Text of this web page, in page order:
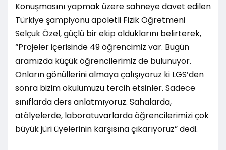
Konuşmasını yapmak üzere sahneye davet edilen
Türkiye şampiyonu apoletli Fizik Öğretmeni
Selçuk Özel, güçlü bir ekip olduklarını belirterek,
“Projeler içerisinde 49 öğrencimiz var. Bugün
aramızda küçük öğrencilerimiz de bulunuyor.
Onların gönüllerini almaya çalışıyoruz ki LGS’den
sonra bizim okulumuzu tercih etsinler. Sadece
sınıflarda ders anlatmıyoruz. Sahalarda,
atölyelerde, laboratuvarlarda öğrencilerimizi çok
büyük jüri üyelerinin karşısına çıkarıyoruz” dedi.